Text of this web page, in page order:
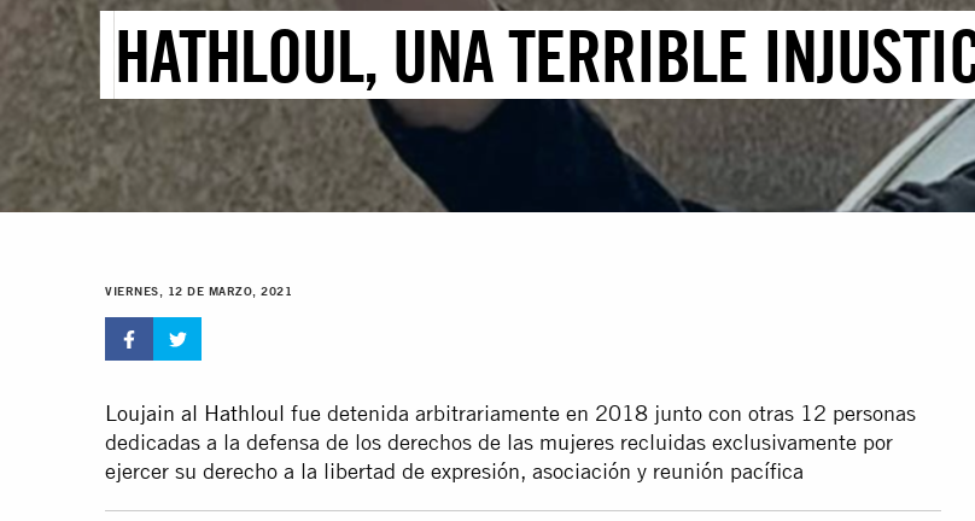
HATHLOUL, UNA TERRIBLE
VIERNES, 12 DE MARZO, 2021
Loujain al Hathloul fue detenida arbitrariamente en 2018 junto con otras 12 personas
dedicadas a la defensa de los derechos de las mujeres recluidas exclusivamente por
ejercer su derecho a la libertad de expresión, asociación y reunión pacífica